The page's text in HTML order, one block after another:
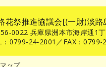
花祭推進協議会[(一財)淡
0022 兵庫県洲本市海岸通1
：0799-24-2001／FAX：0799-
ップ